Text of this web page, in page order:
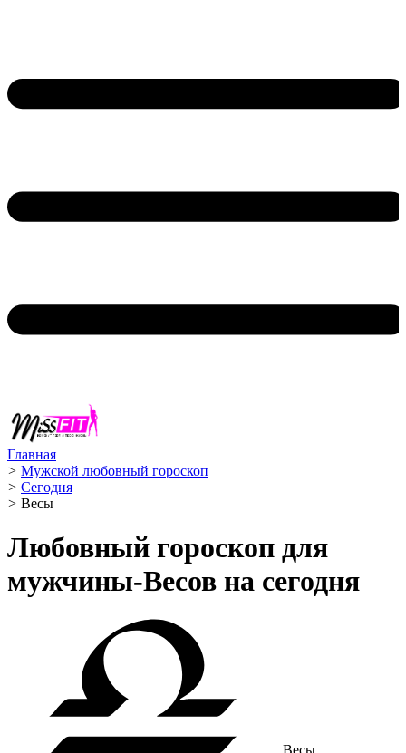
Главная
> Мужской любовный гороскоп
> Сегодня
> Весы ️
Любовный гороскоп для
мужчины-Весов на сегодня
Весы